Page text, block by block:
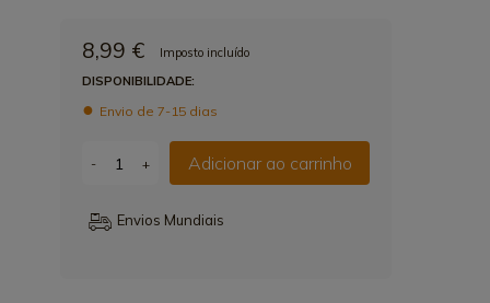
8,99 €
Imposto incluído
DISPONIBILIDADE:
Envio de 7-15 dias
- + Adicionar ao carrinho
Envios Mundiais